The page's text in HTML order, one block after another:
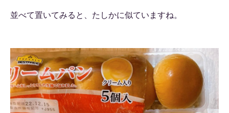
並べて置いてみると、たしかに似ていますね。